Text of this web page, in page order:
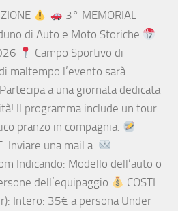
3° MEMORIAL
di Auto e Moto Storiche
Campo Sportivo di
maltempo l’evento sarà
a una giornata dedicata
Il programma include un tour
pranzo in compagnia.
Inviare una mail a:
Indicando: Modello dell’auto o
dell’equipaggio
COSTI
Intero: 35€ a persona Under